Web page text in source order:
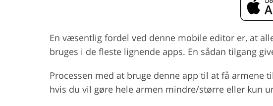
En væsentlig fordel ved denne mobile editor er, at
bruges i de fleste lignende apps. En sådan tilgang
Processen med at bruge denne app til at få armene
hvis du vil gøre hele armen mindre/større eller kun